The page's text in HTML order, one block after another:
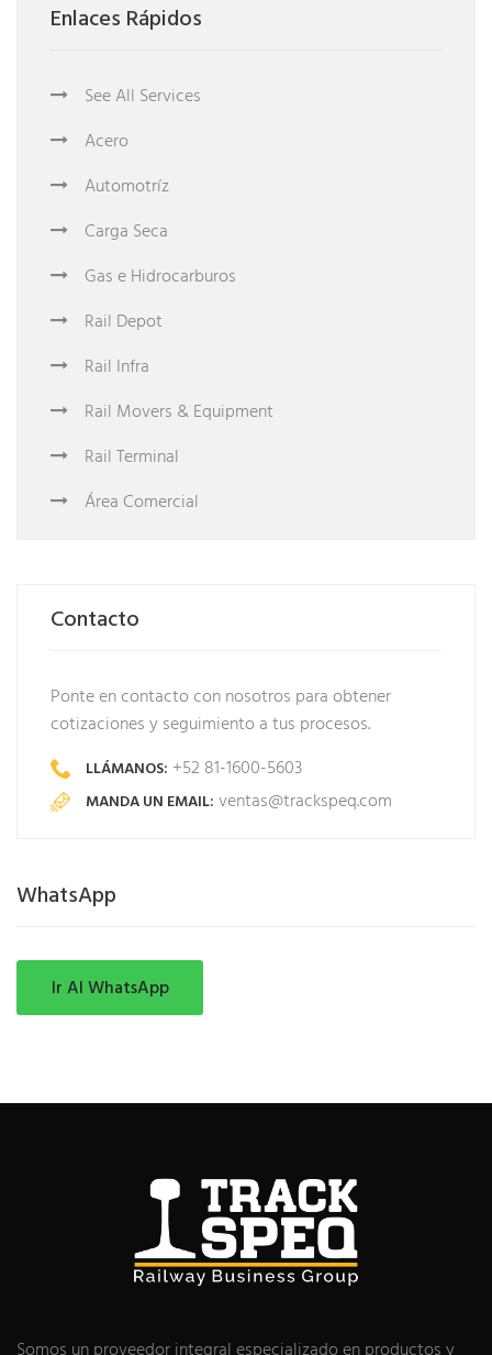
Enlaces Rápidos
See All Services
Acero
Automotríz
Carga Seca
Gas e Hidrocarburos
Rail Depot
Rail Infra
Rail Movers & Equipment
Rail Terminal
Área Comercial
Contacto
Ponte en contacto con nosotros para obtener
cotizaciones y seguimiento a tus procesos.
LLÁMANOS: +52 81-1600-5603
MANDA UN EMAIL: ventas@trackspeq.com
WhatsApp
Ir Al WhatsApp